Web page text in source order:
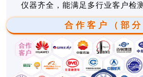
仪器齐全，能满足多行业客户检
合作客户（部分